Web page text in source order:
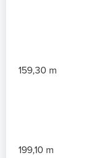
159,30 m
199,10 m